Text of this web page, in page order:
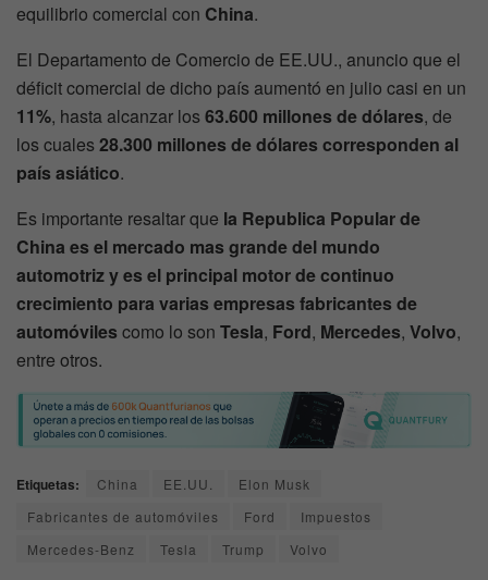
equilibrio comercial con China.
El Departamento de Comercio de EE.UU., anuncio que el
déficit comercial de dicho país aumentó en julio casi en un
11%, hasta alcanzar los63.600 millones de dólares, de
los cuales28.300 millones de dólares corresponden al
país asiático.
Es importante resaltar que la Republica Popular de
China es el mercado mas grande del mundo
automotriz y es el principal motor de continuo
crecimiento para varias empresas fabricantes de
automóviles como lo son Tesla, Ford, Mercedes, Volvo,
entre otros.
Etiquetas: China EE.UU.
Elon Musk
Fabricantes de automóviles
Ford
Impuestos
Mercedes-Benz
Tesla Trump Volvo